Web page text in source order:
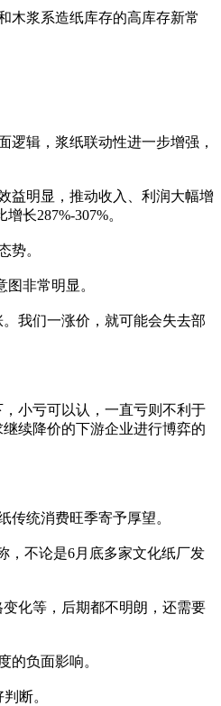
浆系造纸库存的高库存新常
辑，浆纸联动性进一步增强，
益明显，推动收入、利润大幅增
长287%-307%。
势。
非常明显。
我们一涨价，就可能会失去部
小亏可以认，一直亏则不利于
续降价的下游企业进行博弈的
统消费旺季寄予厚望。
不论是6月底多家文化纸厂发
化等，后期都不明朗，还需要
负面影响。
断。